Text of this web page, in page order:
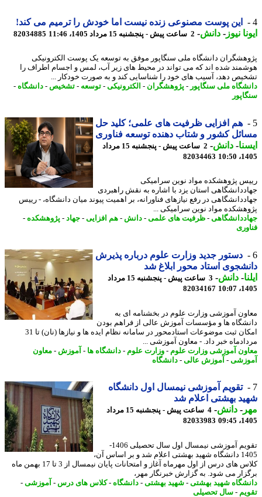
این پوست مصنوعی زنده نیست اما خودش را ترمیم می کند!
نیوز-دانش -2 ساعت پیش - پنجشنبه 15 مرداد 1405، 11:46 82034885
دانشگاه ملی سنگاپور موفق به توسعه یک پوست الکترونیکی
شده اند که می تواند در محیط های زیر آب، لمس و اجسام اطراف را
دهد، آسیب های خود را شناسایی کند و به صورت خودکار ...
ملی سنگاپور-پژوهشگران- الکترونیکی-توسعه-تشخیص-دانشگاه-
هم افزایی ظرفیت های علمی؛ کلید حل
کشور و شتاب دهنده توسعه فناوری
-دانش -
2 ساعت پیش - پنجشنبه 15 مرداد
82034463
پژوهشکده مواد نوین سرامیکی
استان یزد با اشاره به نقش راهبردی
در رفع نیازهای فناورانه، بر اهمیت پیوند میان دانشگاه، - رییس
مواد نوین سرامیکی ...
-ظرفیت های علمی-دانش -هم افزایی- جهاد -پژوهشکده-
دستور جدید وزارت علوم درباره پذیرش
استاد محور ابلاغ شد
-دانش -
3 ساعت پیش - پنجشنبه 15 مرداد
82034167
آموزشی وزارت علوم در بخشنامه ای به
ها و مؤسسات آموزش عالی از فراهم بودن
امکان ثبت موضوعات استادمحور در سامانه نظام ایده ها و نیازها (نان) تا 31
خبر داد. - معاون آموزشی ...
آموزشی وزارت علوم-وزارت علوم-دانشگاه ها- آموزش-معاون
-آموزش عالی-دانشگاه
تقویم آموزشی نیمسال اول دانشگاه
بهشتی اعلام شد
-دانش -
4 ساعت پیش - پنجشنبه 15 مرداد
82033983
تقویم آموزشی نیمسال اول سال تحصیلی 1406-
1405 دانشگاه شهید بهشتی اعلام شد و بر اساس آن،
کلاس های درس از اول مهرماه آغاز و امتحانات پایان نیمسال از 3 تا 17 بهمن ماه
می شود. به گزارش خبرنگار مهر،
شهید بهشتی-شهید بهشتی-دانشگاه-کلاس های درس-آموزشی -
-سال تحصیلی